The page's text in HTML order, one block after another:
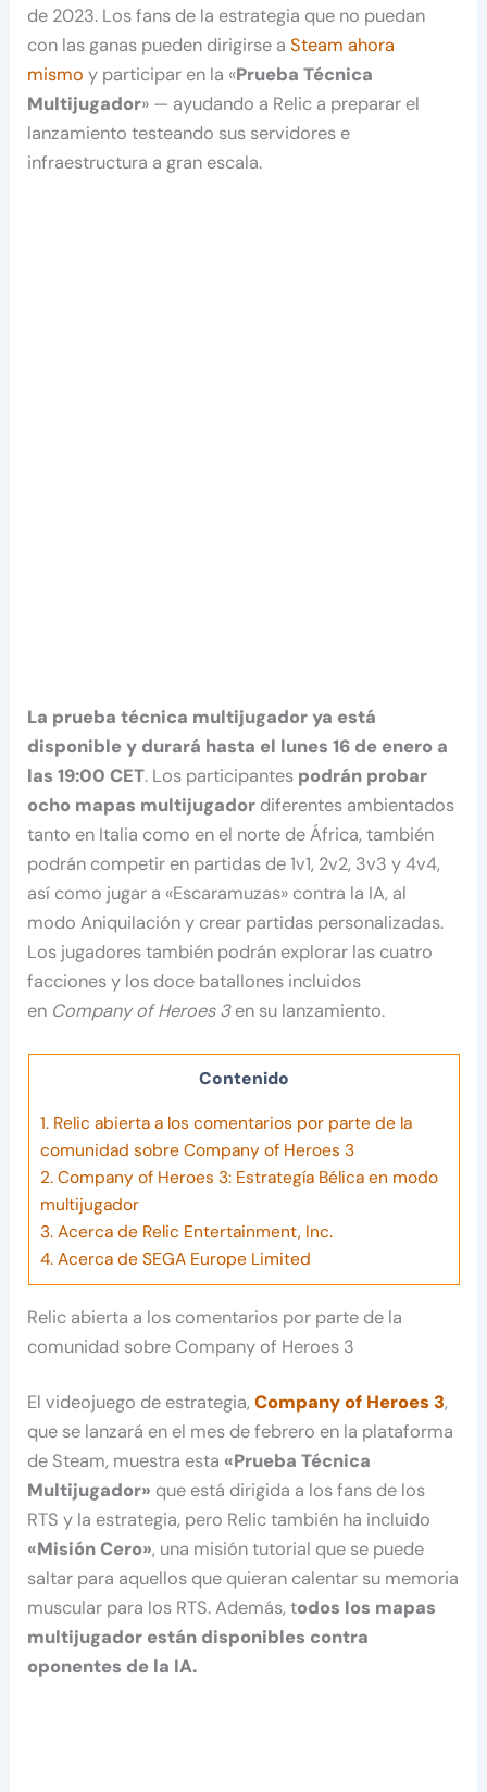
de 2023. Los fans de la estrategia que no puedan
con las ganas pueden dirigirse aSteam ahora
mismo y participar en la «Prueba Técnica
Multijugador» — ayudando a Relic a preparar el
lanzamiento testeando sus servidores e
infraestructura a gran escala.
La prueba técnica multijugador ya está
disponible y durará hasta el lunes 16 de enero a
las 19:00 CET. Los participantes podrán probar
ocho mapas multijugador diferentes ambientados
tanto en Italia como en el norte de África, también
podrán competir en partidas de 1v1, 2v2, 3v3 y 4v4,
así como jugar a «Escaramuzas» contra la IA, al
modo Aniquilación y crear partidas personalizadas.
Los jugadores también podrán explorar las cuatro
facciones y los doce batallones incluidos
en Company of Heroes 3en su lanzamiento.
Contenido
1.Relic abierta a los comentarios por parte de la
comunidad sobre Company of Heroes 3
2.Company of Heroes 3: Estrategía Bélica en modo
multijugador
3.Acerca de Relic Entertainment, Inc.
4.Acerca de SEGA Europe Limited
Relic abierta a los comentarios por parte de la
comunidad sobre Company of Heroes 3
El videojuego de estrategia,Company of Heroes 3,
que se lanzará en el mes de febrero en la plataforma
de Steam, muestra esta «Prueba Técnica
Multijugador» que está dirigida a los fans de los
RTS y la estrategia, pero Relic también ha incluido
«Misión Cero», una misión tutorial que se puede
saltar para aquellos que quieran calentar su memoria
muscular para los RTS. Además, todos los mapas
multijugador están disponibles contra
oponentes de la IA.